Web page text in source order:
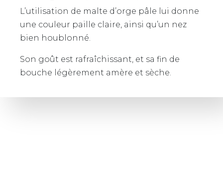
L’utilisation de malte d’orge pâle lui donne
une couleur paille claire, ainsi qu’un nez
bien houblonné.
Son goût est rafraîchissant, et sa fin de
bouche légèrement amère et sèche.